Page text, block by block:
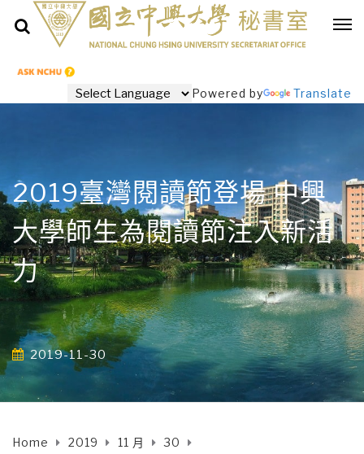
Powered by Translate
2019臺灣閱讀節登場 中興
大學師生為閱讀節注入新活
力
2019-11-30
Home 2019 11 月
30